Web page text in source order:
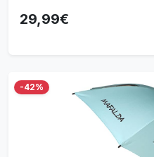
29,99€
-42%